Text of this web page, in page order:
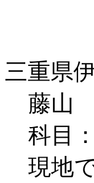
三重県
藤山
科目
現地